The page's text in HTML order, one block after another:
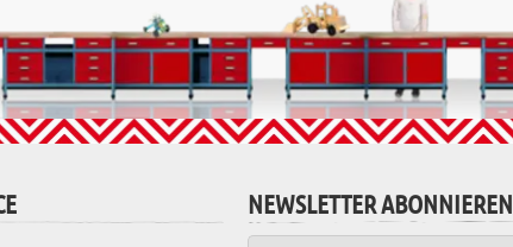
NEWSLETTER ABONNIEREN